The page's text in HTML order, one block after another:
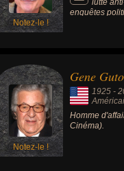
Notez-le !
lutte
enquêtes
Urba,
Notez-le !
Gene
1925 -
Homme
Cinéma).